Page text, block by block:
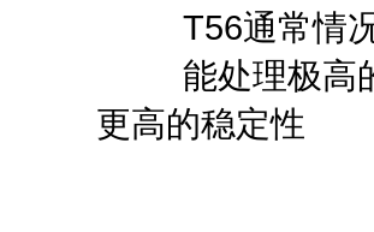
T56通常情况
能处理极高的
更高的稳定性